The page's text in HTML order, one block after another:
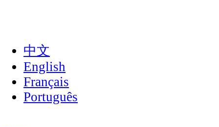
中文
English
Français
Português